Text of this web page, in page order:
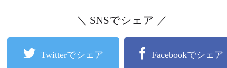
＼ SNSでシェア ／
Twitterでシェア Facebookでシェア